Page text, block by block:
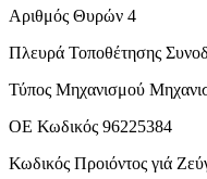
Αριθμός Θυρών 4
Πλευρά Τοποθέτησης
Τύπος Μηχανισμού
ΟΕ Κωδικός 96225384
Κωδικός Προιόντος γιά